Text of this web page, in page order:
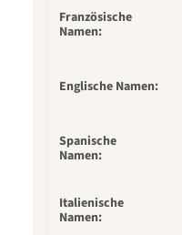
Französische
Namen:
Englische Namen:
Spanische
Namen:
Italienische
Namen: